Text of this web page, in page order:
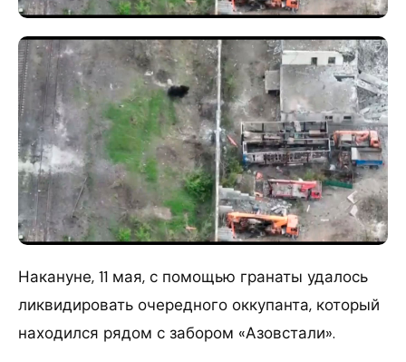
Накануне, 11 мая, с помощью гранаты удалось
ликвидировать очередного оккупанта, который
находился рядом с забором «Азовстали».